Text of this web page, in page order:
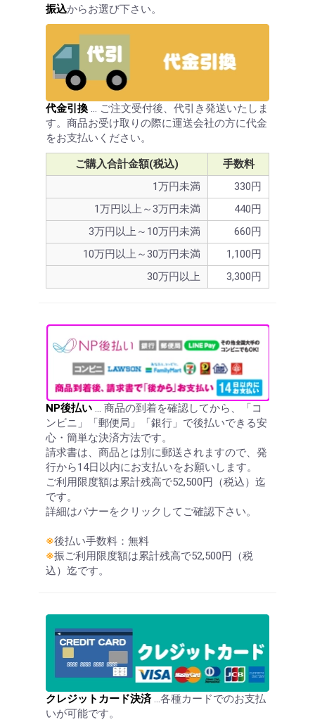
振込からお選び下さい。
代金引換 … ご注文受付後、代引き発送いたしま
す。商品お受け取りの際に運送会社の方に代金
をお支払いください。
ご購入合計金額(税込)
手数料
1万円未満
330円
1万円以上～3万円未満
440円
3万円以上～10万円未満
660円
10万円以上～30万円未満
1,100円
30万円以上
3,300円
NP後払い … 商品の到着を確認してから、「コ
ンビニ」「郵便局」「銀行」で後払いできる安
心・簡単な決済方法です。
請求書は、商品とは別に郵送されますので、発
行から14日以内にお支払いをお願いします。
ご利用限度額は累計残高で52,500円（税込）迄
です。
詳細はバナーをクリックしてご確認下さい。
※後払い手数料：無料
※振ご利用限度額は累計残高で52,500円（税
込）迄です。
クレジットカード決済…各種カードでのお支払
いが可能です。